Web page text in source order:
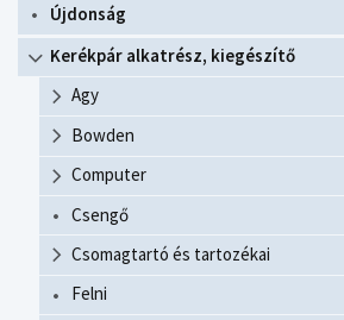
Újdonság
Kerékpár alkatrész, kiegészítő
Agy
Bowden
Computer
Csengő
Csomagtartó és tartozékai
Felni